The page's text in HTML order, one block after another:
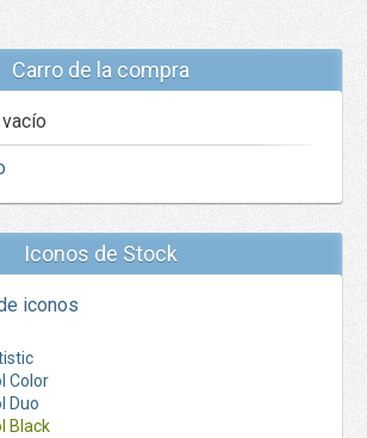
Carro de la compra
Iconos de Stock
iconos
Color
Duo
Black